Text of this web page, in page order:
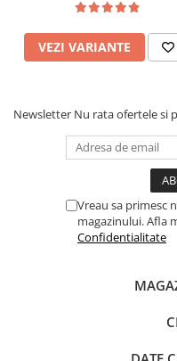
VEZI VARIANTE
Newsletter Nu rata ofertele si
Vreau sa primesc
magazinului. Afla
Confidentialitate